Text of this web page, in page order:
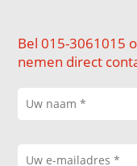
Bel 015-3061015
nemen direct